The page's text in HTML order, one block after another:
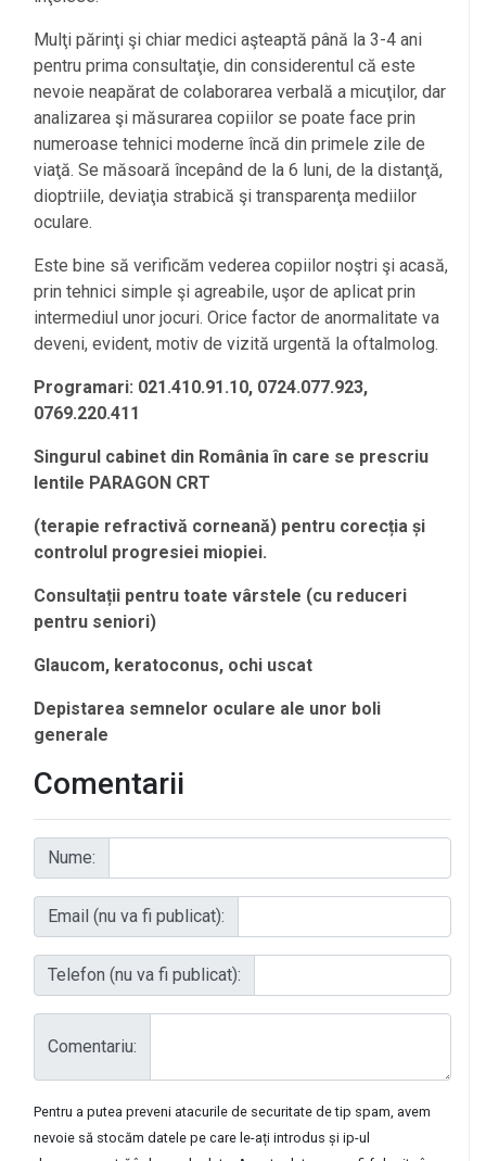
Mulţi părinţi şi chiar medici aşteaptă până la 3-4 ani
pentru prima consultaţie, din considerentul că este
nevoie neapărat de colaborarea verbală a micuţilor, dar
analizarea şi măsurarea copiilor se poate face prin
numeroase tehnici moderne încă din primele zile de
viaţă. Se măsoară începând de la 6 luni, de la distanţă,
dioptriile, deviaţia strabică şi transparenţa mediilor
oculare.
Este bine să verificăm vederea copiilor noştri şi acasă,
prin tehnici simple şi agreabile, uşor de aplicat prin
intermediul unor jocuri. Orice factor de anormalitate va
deveni, evident, motiv de vizită urgentă la oftalmolog.
Programari: 021.410.91.10, 0724.077.923,
0769.220.411
Singurul cabinet din România în care se prescriu
lentile PARAGON CRT
(terapie refractivă corneană) pentru corecția și
controlul progresiei miopiei.
Consultații pentru toate vârstele (cu reduceri
pentru seniori)
Glaucom, keratoconus, ochi uscat
Depistarea semnelor oculare ale unor boli
generale
Comentarii
Nume:
Email (nu va fi publicat):
Telefon (nu va fi publicat):
Comentariu:
Pentru a putea preveni atacurile de securitate de tip spam, avem
nevoie să stocăm datele pe care le-ați introdus și ip-ul